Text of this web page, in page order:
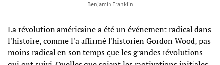
Benjamin Franklin
La révolution américaine a été un événement radical dans
l'histoire, comme l'a affirmé l'historien Gordon Wood, pas
moins radical en son temps que les grandes révolutions